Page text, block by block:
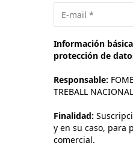
Información
protección de
Responsable:
TREBALL
Finalidad:
y en su caso, para
comercial.